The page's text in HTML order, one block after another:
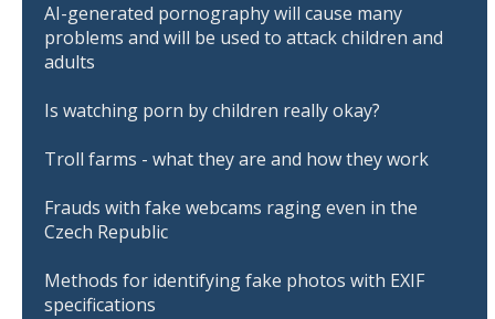
AI-generated pornography will cause many
problems and will be used to attack children and
adults
Is watching porn by children really okay?
Troll farms - what they are and how they work
Frauds with fake webcams raging even in the
Czech Republic
Methods for identifying fake photos with EXIF
specifications